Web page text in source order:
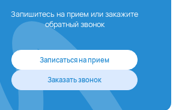
Запишитесь на прием или закажите
обратный звонок
Записаться на прием
Заказать звонок